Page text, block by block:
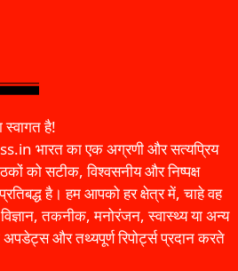
है!
भारत का एक अग्रणी और सत्यप्रिय
को सटीक, विश्वसनीय और निष्पक्ष
है। हम आपको हर क्षेत्र में, चाहे वह
तकनीक, मनोरंजन, स्वास्थ्य या अन्य
अपडेट्स और तथ्यपूर्ण रिपोर्ट्स प्रदान करते